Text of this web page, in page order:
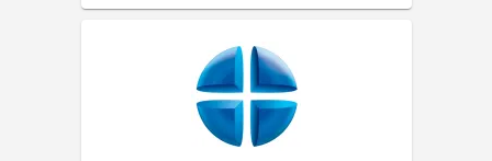
Bewegungsapparats. Seien diese durch akute
Ereignisse (Unf...